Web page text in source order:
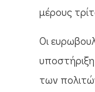
μέρους
Οι
των